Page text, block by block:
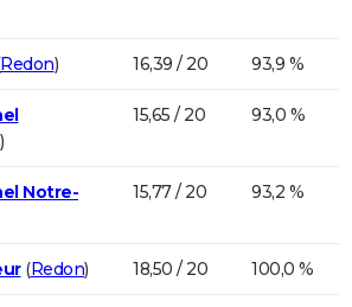
Redon) 16,39 / 20 93,9 %
)
15,65 / 20 93,0 %
Notre-
15,77 / 20 93,2 %
(Redon) 18,50 / 20 100,0 %